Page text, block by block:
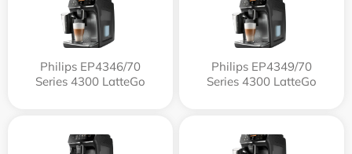
Philips EP4346/70
Series 4300 LatteGo
Philips EP4349/70
Series 4300 LatteGo